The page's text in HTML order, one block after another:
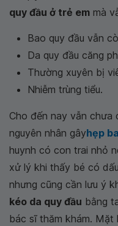
quy đầu ở trẻ em mà
Bao quy đầu vẫn
Da quy đầu căng
Thường xuyên bị
Nhiễm trùng tiểu.
Cho đến nay vẫn chưa
nguyên nhân gâyhẹp
huynh có con trai nhỏ
xử lý khi thấy bé có
nhưng cũng cần lưu ý
kéo da quy đầu bằng
bác sĩ thăm khám.